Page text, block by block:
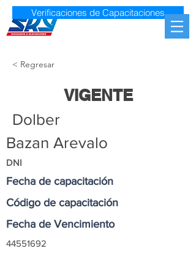
Verificaciones de Capacitaciones
< Regresar
VIGENTE
Dolber
Bazan Arevalo
DNI
Fecha de capacitación
Código de capacitación
Fecha de Vencimiento
44551692